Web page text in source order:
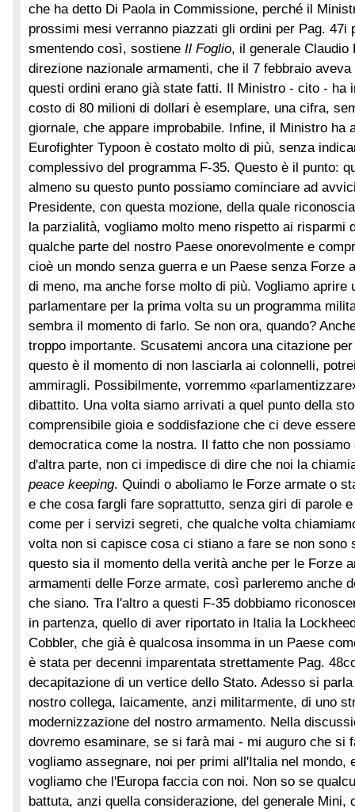
che ha detto Di Paola in Commissione, perché il
prossimi mesi verranno piazzati gli ordini per Pag. 47i
smentendo così, sostiene Il Foglio, il generale Claudio
direzione nazionale armamenti, che il 7 febbraio
questi ordini erano già state fatti. Il Ministro - cito - ha
costo di 80 milioni di dollari è esemplare, una cifra,
giornale, che appare improbabile. Infine, il Ministro ha
Eurofighter Typoon è costato molto di più, senza
complessivo del programma F-35. Questo è il punto:
almeno su questo punto possiamo cominciare ad
Presidente, con questa mozione, della quale
la parzialità, vogliamo molto meno rispetto ai risparmi
qualche parte del nostro Paese onorevolmente e
cioè un mondo senza guerra e un Paese senza Forze
di meno, ma anche forse molto di più. Vogliamo aprire
parlamentare per la prima volta su un programma
sembra il momento di farlo. Se non ora, quando?
troppo importante. Scusatemi ancora una citazione
questo è il momento di non lasciarla ai colonnelli,
ammiragli. Possibilmente, vorremmo
dibattito. Una volta siamo arrivati a quel punto della
comprensibile gioia e soddisfazione che ci deve
democratica come la nostra. Il fatto che non
d'altra parte, non ci impedisce di dire che noi la
peace keeping. Quindi o aboliamo le Forze armate o
e che cosa fargli fare soprattutto, senza giri di parole
come per i servizi segreti, che qualche volta
volta non si capisce cosa ci stiano a fare se non sono
questo sia il momento della verità anche per le Forze
armamenti delle Forze armate, così parleremo anche
che siano. Tra l'altro a questi F-35 dobbiamo
in partenza, quello di aver riportato in Italia la
Cobbler, che già è qualcosa insomma in un Paese
è stata per decenni imparentata strettamente Pag. 48
decapitazione di un vertice dello Stato. Adesso si
nostro collega, laicamente, anzi militarmente, di uno
modernizzazione del nostro armamento. Nella
dovremo esaminare, se si farà mai - mi auguro che si
vogliamo assegnare, noi per primi all'Italia nel mondo,
vogliamo che l'Europa faccia con noi. Non so se
battuta, anzi quella considerazione, del generale Mini,